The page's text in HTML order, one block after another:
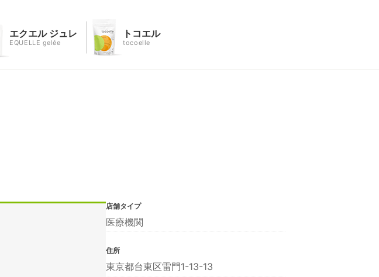
エクエル ジュレ
EQUELLE gelée
トコエル
tocoelle
店舗タイプ
医療機関
住所
東京都台東区雷門1-13-13